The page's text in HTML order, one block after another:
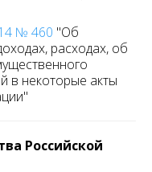
№ 460 "Об
расходах, об
в некоторые акты
Российской